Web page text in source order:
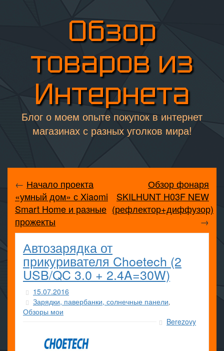
Обзор
товаров из
Интернета
Блог о моем опыте покупок в интернет
магазинах с разных уголков мира!
← Начало проекта
«умный дом» с Xiaomi
Smart Home и разные
прожекты
Обзор фонаря
SKILHUNT H03F NEW
(рефлектор+диффузор)
→
Автозарядка от
прикуривателя Choetech (2
USB/QC 3.0 + 2.4A=30W)
15.07.2016
Зарядки, павербанки, солнечные панели,
Обзоры мои
Berezovy